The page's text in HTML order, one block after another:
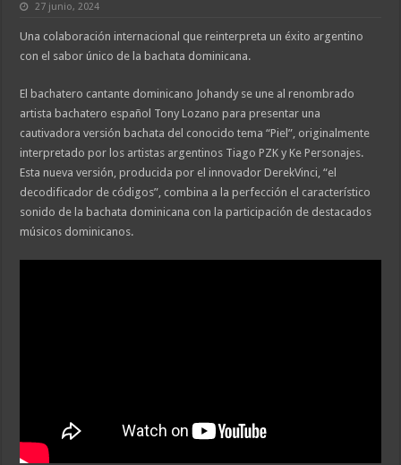
27 junio, 2024
Una colaboración internacional que reinterpreta un éxito argentino
con el sabor único de la bachata dominicana.
El bachatero cantante dominicano Johandy se une al renombrado
artista bachatero español Tony Lozano para presentar una
cautivadora versión bachata del conocido tema “Piel”, originalmente
interpretado por los artistas argentinos Tiago PZK y Ke Personajes.
Esta nueva versión, producida por el innovador DerekVinci, “el
decodificador de códigos”, combina a la perfección el característico
sonido de la bachata dominicana con la participación de destacados
músicos dominicanos.